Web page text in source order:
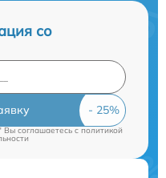
со
Вы соглашаетесь cполитикой